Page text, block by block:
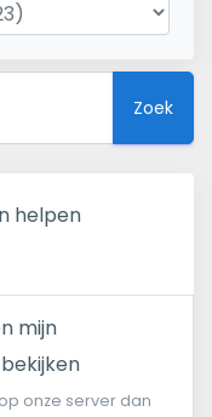
Zoek
helpen
mijn
onze server dan